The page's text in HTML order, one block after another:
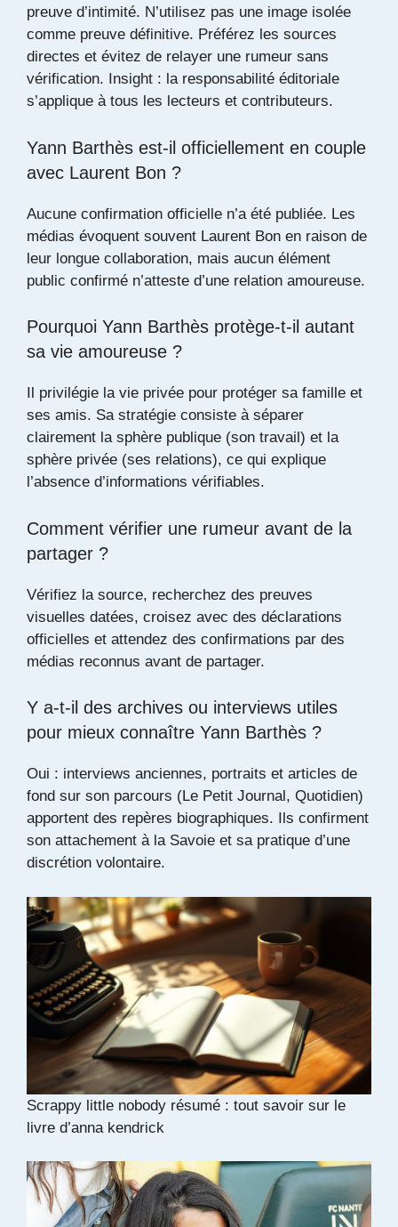
preuve d’intimité. N’utilisez pas une image isolée
comme preuve définitive. Préférez les sources
directes et évitez de relayer une rumeur sans
vérification. Insight : la responsabilité éditoriale
s’applique à tous les lecteurs et contributeurs.
Yann Barthès est-il officiellement en couple
avec Laurent Bon ?
Aucune confirmation officielle n’a été publiée. Les
médias évoquent souvent Laurent Bon en raison de
leur longue collaboration, mais aucun élément
public confirmé n’atteste d’une relation amoureuse.
Pourquoi Yann Barthès protège-t-il autant
sa vie amoureuse ?
Il privilégie la vie privée pour protéger sa famille et
ses amis. Sa stratégie consiste à séparer
clairement la sphère publique (son travail) et la
sphère privée (ses relations), ce qui explique
l’absence d’informations vérifiables.
Comment vérifier une rumeur avant de la
partager ?
Vérifiez la source, recherchez des preuves
visuelles datées, croisez avec des déclarations
officielles et attendez des confirmations par des
médias reconnus avant de partager.
Y a-t-il des archives ou interviews utiles
pour mieux connaître Yann Barthès ?
Oui : interviews anciennes, portraits et articles de
fond sur son parcours (Le Petit Journal, Quotidien)
apportent des repères biographiques. Ils confirment
son attachement à la Savoie et sa pratique d’une
discrétion volontaire.
Scrappy little nobody résumé : tout savoir sur le
livre d’anna kendrick